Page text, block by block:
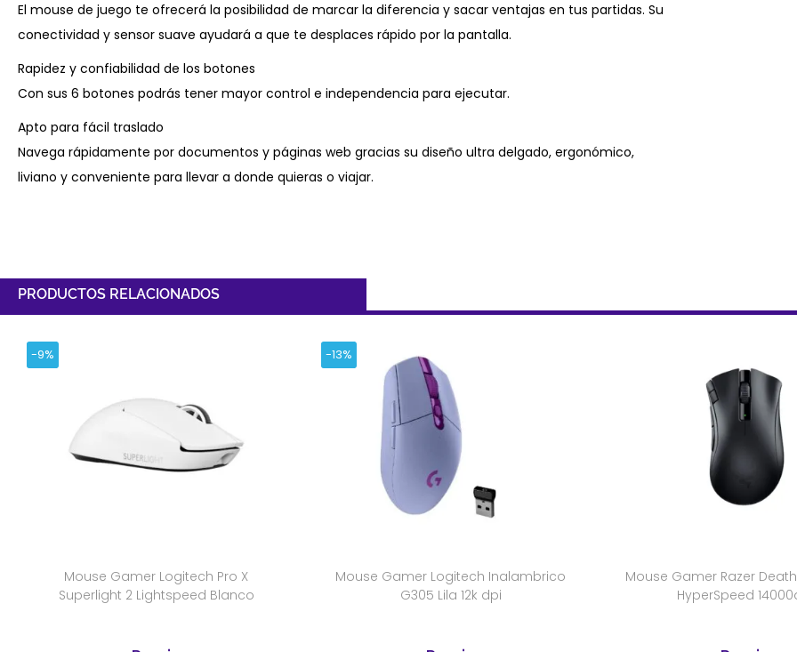
El mouse de juego te ofrecerá la posibilidad de marcar la diferencia y sacar ventajas en tus partidas. Su
conectividad y sensor suave ayudará a que te desplaces rápido por la pantalla.
Rapidez y confiabilidad de los botones
Con sus 6 botones podrás tener mayor control e independencia para ejecutar.
Apto para fácil traslado
Navega rápidamente por documentos y páginas web gracias su diseño ultra delgado, ergonómico,
liviano y conveniente para llevar a donde quieras o viajar.
PRODUCTOS RELACIONADOS
-9%
Mouse Gamer Logitech Pro X
Superlight 2 Lightspeed Blanco
-13%
Mouse Gamer Logitech Inalambrico
G305 Lila 12k dpi
Mouse Gamer Razer
HyperSpeed